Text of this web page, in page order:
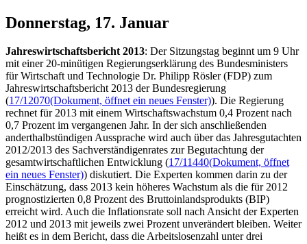
Donnerstag, 17. Januar
Jahreswirtschaftsbericht 2013: Der Sitzungstag beginnt um 9 Uhr
mit einer 20-minütigen Regierungserklärung des Bundesministers
für Wirtschaft und Technologie Dr. Philipp Rösler (FDP) zum
Jahreswirtschaftsbericht 2013 der Bundesregierung
(17/12070(Dokument, öffnet ein neues Fenster)). Die Regierung
rechnet für 2013 mit einem Wirtschaftswachstum 0,4 Prozent nach
0,7 Prozent im vergangenen Jahr. In der sich anschließenden
anderthalbstündigen Aussprache wird auch über das Jahresgutachten
2012/2013 des Sachverständigenrates zur Begutachtung der
gesamtwirtschaftlichen Entwicklung (17/11440(Dokument, öffnet
ein neues Fenster)) diskutiert. Die Experten kommen darin zu der
Einschätzung, dass 2013 kein höheres Wachstum als die für 2012
prognostizierten 0,8 Prozent des Bruttoinlandsprodukts (BIP)
erreicht wird. Auch die Inflationsrate soll nach Ansicht der Experten
2012 und 2013 mit jeweils zwei Prozent unverändert bleiben. Weiter
heißt es in dem Bericht, dass die Arbeitslosenzahl unter drei